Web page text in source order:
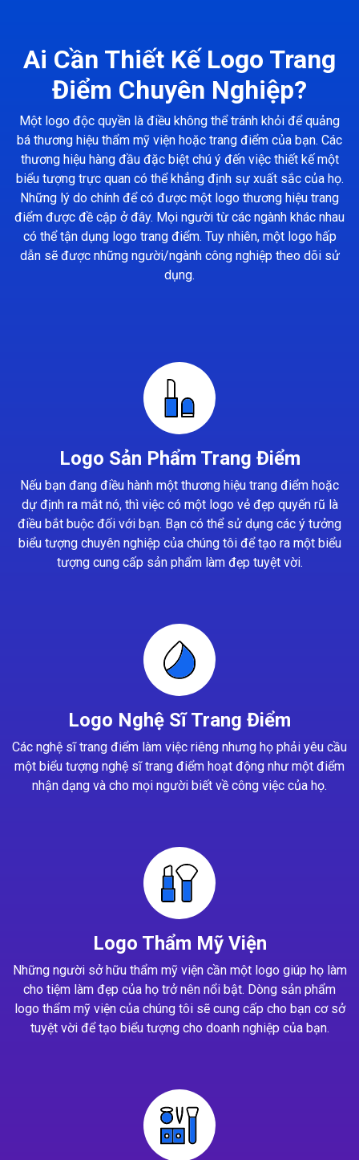
Ai Cần Thiết Kế Logo Trang
Điểm Chuyên Nghiệp?
Một logo độc quyền là điều không thể tránh khỏi để quảng
bá thương hiệu thẩm mỹ viện hoặc trang điểm của bạn. Các
thương hiệu hàng đầu đặc biệt chú ý đến việc thiết kế một
biểu tượng trực quan có thể khẳng định sự xuất sắc của họ.
Những lý do chính để có được một logo thương hiệu trang
điểm được đề cập ở đây. Mọi người từ các ngành khác nhau
có thể tận dụng logo trang điểm. Tuy nhiên, một logo hấp
dẫn sẽ được những người/ngành công nghiệp theo dõi sử
dụng.
Logo Sản Phẩm Trang Điểm
Nếu bạn đang điều hành một thương hiệu trang điểm hoặc
dự định ra mắt nó, thì việc có một logo vẻ đẹp quyến rũ là
điều bắt buộc đối với bạn. Bạn có thể sử dụng các ý tưởng
biểu tượng chuyên nghiệp của chúng tôi để tạo ra một biểu
tượng cung cấp sản phẩm làm đẹp tuyệt vời.
Logo Nghệ Sĩ Trang Điểm
Các nghệ sĩ trang điểm làm việc riêng nhưng họ phải yêu cầu
một biểu tượng nghệ sĩ trang điểm hoạt động như một điểm
nhận dạng và cho mọi người biết về công việc của họ.
Logo Thẩm Mỹ Viện
Những người sở hữu thẩm mỹ viện cần một logo giúp họ làm
cho tiệm làm đẹp của họ trở nên nổi bật. Dòng sản phẩm
logo thẩm mỹ viện của chúng tôi sẽ cung cấp cho bạn cơ sở
tuyệt vời để tạo biểu tượng cho doanh nghiệp của bạn.